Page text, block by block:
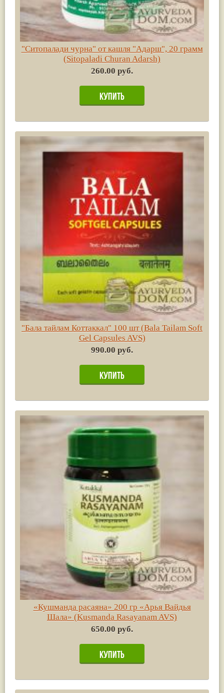
"Ситопалади чурна" от кашля "Адарш", 20 грамм
(Sitopaladi Churan Adarsh)
260.00 руб.
"Бала тайлам Коттаккал" 100 шт (Bala Tailam Soft
Gel Capsules AVS)
990.00 руб.
«Кушманда расаяна» 200 гр «Арья Вайдья
Шала» (Kusmanda Rasayanam AVS)
650.00 руб.